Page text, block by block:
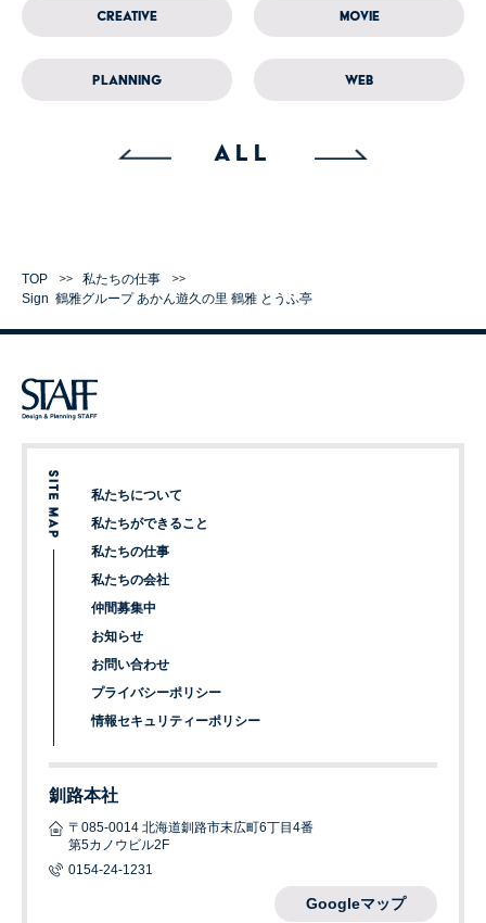
Creative Movie
Planning Web
ALL
TOP
私たちの仕事
Sign 鶴雅グループあかん遊久の里 鶴雅 とうふ亭
私たちについて
私たちができること
私たちの仕事
私たちの会社
仲間募集中
お知らせ
お問い合わせ
プライバシーポリシー
情報セキュリティーポリシー
釧路本社
〒085-0014 北海道釧路市末広町6丁目4番
第5カノウビル2F
0154-24-1231
Googleマップ